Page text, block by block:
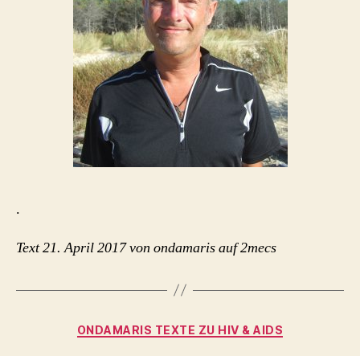
.
Text 21. April 2017 von ondamaris auf 2mecs
Kategorien
ONDAMARIS TEXTE ZU HIV & AIDS